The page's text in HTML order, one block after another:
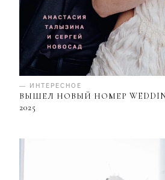
— ИНТЕРЕСНОЕ
ВЫШЕЛ НОВЫЙ НОМЕР
2025